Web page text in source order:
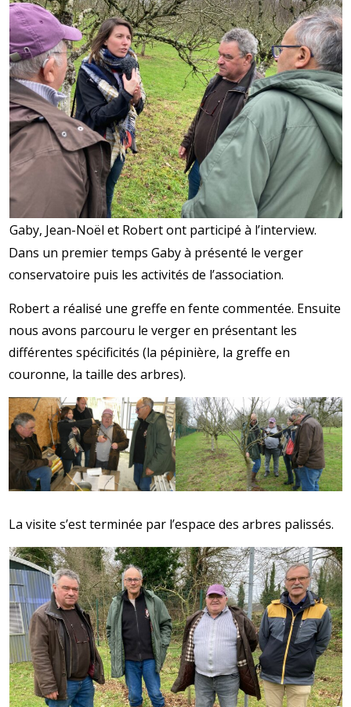
Gaby, Jean-Noël et Robert ont participé à l’interview.
Dans un premier temps Gaby à présenté le verger
conservatoire puis les activités de l’association.
Robert a réalisé une greffe en fente commentée. Ensuite
nous avons parcouru le verger en présentant les
différentes spécificités (la pépinière, la greffe en
couronne, la taille des arbres).
La visite s’est terminée par l’espace des arbres palissés.